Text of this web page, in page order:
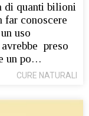
di quanti bilioni
far conoscere
uso
preso
un po…
CURE NATURALI